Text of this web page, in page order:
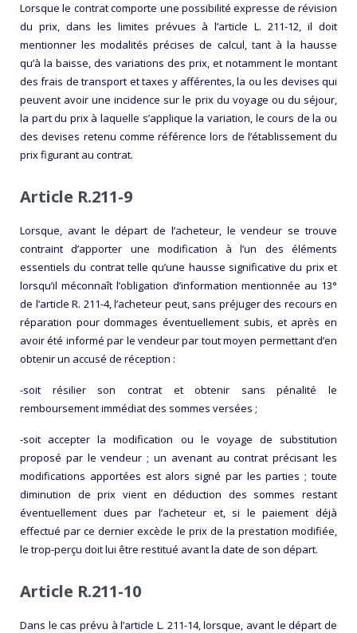
Lorsque le contrat comporte une possibilité expresse de révision
du prix, dans les limites prévues à l’article L. 211-12, il doit
mentionner les modalités précises de calcul, tant à la hausse
qu’à la baisse, des variations des prix, et notamment le montant
des frais de transport et taxes y afférentes, la ou les devises qui
peuvent avoir une incidence sur le prix du voyage ou du séjour,
la part du prix à laquelle s’applique la variation, le cours de la ou
des devises retenu comme référence lors de l’établissement du
prix figurant au contrat.
Article R.211-9
Lorsque, avant le départ de l’acheteur, le vendeur se trouve
contraint d’apporter une modification à l’un des éléments
essentiels du contrat telle qu’une hausse significative du prix et
lorsqu’il méconnaît l’obligation d’information mentionnée au 13°
de l’article R. 211-4, l’acheteur peut, sans préjuger des recours en
réparation pour dommages éventuellement subis, et après en
avoir été informé par le vendeur par tout moyen permettant d’en
obtenir un accusé de réception :
-soit résilier son contrat et obtenir sans pénalité le
remboursement immédiat des sommes versées ;
-soit accepter la modification ou le voyage de substitution
proposé par le vendeur ; un avenant au contrat précisant les
modifications apportées est alors signé par les parties ; toute
diminution de prix vient en déduction des sommes restant
éventuellement dues par l’acheteur et, si le paiement déjà
effectué par ce dernier excède le prix de la prestation modifiée,
le trop-perçu doit lui être restitué avant la date de son départ.
Article R.211-10
Dans le cas prévu à l’article L. 211-14, lorsque, avant le départ de